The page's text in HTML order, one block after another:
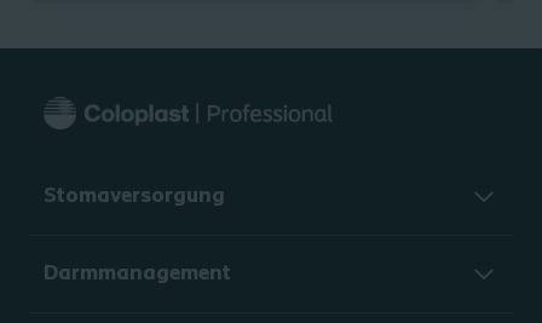
Stomaversorgung
Darmmanagement